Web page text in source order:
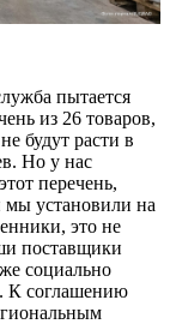
пытается
из 26 товаров,
будут расти в
Но у нас
перечень,
мы установили на
это не
поставщики
социально
К соглашению